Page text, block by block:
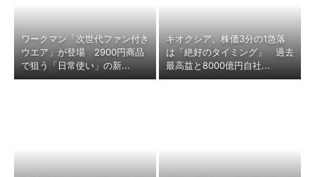
ワークマン「次世代ファン付き
ウエア」が登場 2900円商品
で狙う「日常使い」の新...
キオクシア、株価3分の1急落
は「絶好のタイミング」 過去
最高益と8000億円自社...